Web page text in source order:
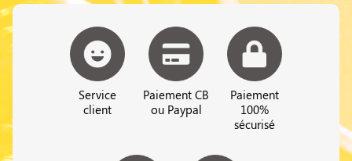
Service
client
Paiement CB
ou Paypal
Paiement
100%
sécurisé